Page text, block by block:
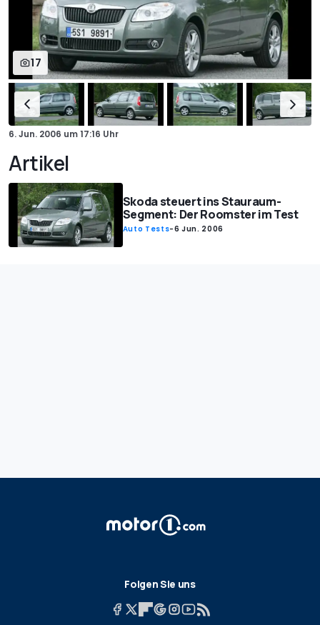
17
6. Jun. 2006 um17:16 Uhr
Artikel
Skoda steuert ins Stauraum-
Segment: Der Roomster im Test
Auto Tests-6 Jun. 2006
Folgen Sie uns